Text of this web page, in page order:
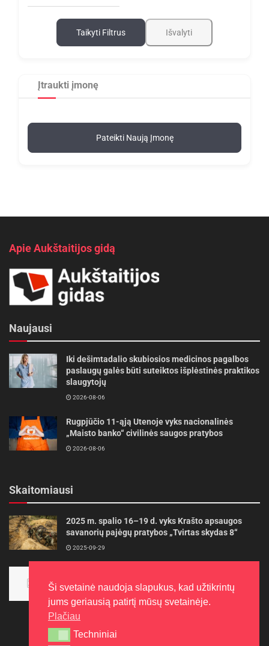
Taikyti Filtrus Išvalyti
Įtraukti įmonę
Pateikti Naują Įmonę
Apie Aukštaitijos gidą
Naujausi
Iki dešimtadalio skubiosios medicinos pagalbos
paslaugų galės būti suteiktos išplėstinės praktikos
slaugytojų
2026-08-06
Rugpjūčio 11-ąją Utenoje vyks nacionalinės
„Maisto banko“ civilinės saugos pratybos
2026-08-06
Skaitomiausi
2025 m. spalio 16–19 d. vyks Krašto apsaugos
savanorių pajėgų pratybos „Tvirtas skydas 8“
2025-09-29
aukso
2015-10-30
Ši svetainė naudoja slapukus, kad užtikrintų
jums geriausią patirtį mūsų svetainėje.
Plačiau
Techniniai
Techniniai